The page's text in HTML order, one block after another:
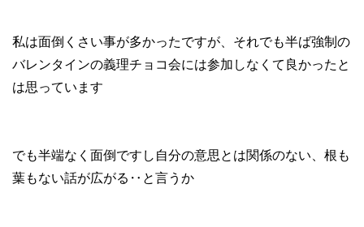
私は面倒くさい事が多かったですが、それでも半ば強制の
バレンタインの義理チョコ会には参加しなくて良かったと
は思っています
でも半端なく面倒ですし自分の意思とは関係のない、根も
葉もない話が広がる‥と言うか